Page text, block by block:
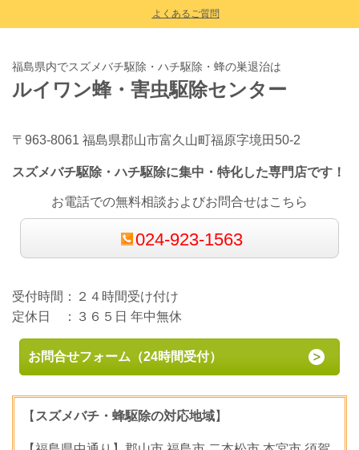
よくあるご質問
福島県内でスズメバチ駆除・ハチ駆除・蜂の巣退治は
ルイワン蜂・害虫駆除センター
〒963-8061 福島県郡山市富久山町福原字境田50-2
スズメバチ駆除・ハチ駆除に集中・特化した専門店です！
お電話での無料相談およびお問合せはこちら
024-923-1563
受付時間：２４時間受け付け
定休日 ：３６５日 年中無休
お問合せフォーム（24時間受付）
【 スズメバチ・蜂駆除の対応地域】